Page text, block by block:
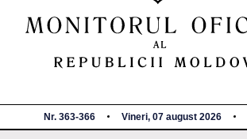
Nr. 363-366 Vineri, 07 august 2026